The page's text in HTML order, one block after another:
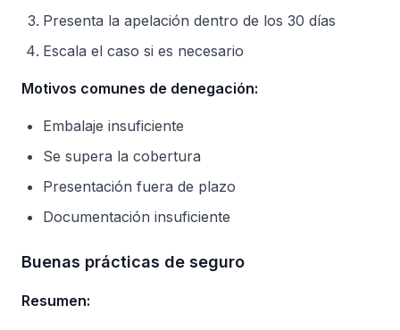
Presenta la apelación dentro de los 30 días
Escala el caso si es necesario
Motivos comunes de denegación:
Embalaje insuficiente
Se supera la cobertura
Presentación fuera de plazo
Documentación insuficiente
Buenas prácticas de seguro
Resumen: